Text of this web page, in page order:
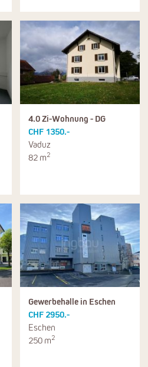
4.0 Zi-Wohnung - DG
CHF 1350.-
Vaduz
82 m2
Gewerbehalle in Eschen
CHF 2950.-
Eschen
250 m2